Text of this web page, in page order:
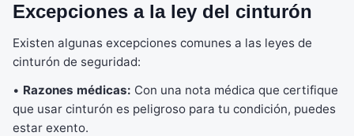
Excepciones a la ley del cinturón
Existen algunas excepciones comunes a las leyes de
cinturón de seguridad:
• Razones médicas: Con una nota médica que certifique
que usar cinturón es peligroso para tu condición, puedes
estar exento.